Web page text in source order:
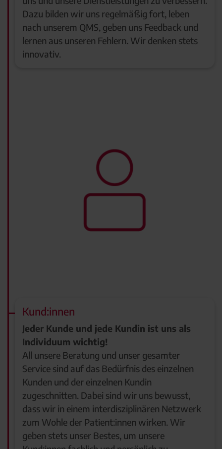
Dazu bilden wir uns regelmäßig fort, leben
nach unserem QMS, geben uns Feedback und
lernen aus unseren Fehlern. Wir denken stets
innovativ.
Kund:innen
Jeder Kunde und jede Kundin ist uns als
Individuum wichtig!
All unsere Beratung und unser gesamter
Service sind auf das Bedürfnis des einzelnen
Kunden und der einzelnen Kundin
zugeschnitten. Dabei sind wir uns bewusst,
dass wir in einem interdisziplinären Netzwerk
zum Wohle der Patient:innen wirken. Wir
geben stets unser Bestes, um unsere